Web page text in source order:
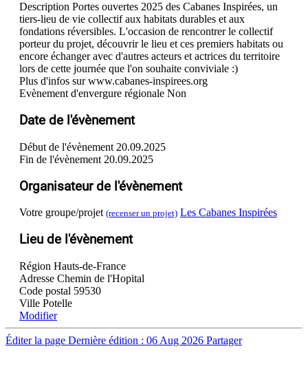
Description Portes ouvertes 2025 des Cabanes Inspirées, un
tiers-lieu de vie collectif aux habitats durables et aux
fondations réversibles. L'occasion de rencontrer le collectif
porteur du projet, découvrir le lieu et ces premiers habitats ou
encore échanger avec d'autres acteurs et actrices du territoire
lors de cette journée que l'on souhaite conviviale :)
Plus d'infos sur www.cabanes-inspirees.org
Evènement d'envergure régionale Non
Date de l'évènement
Début de l'évènement 20.09.2025
Fin de l'évènement 20.09.2025
Organisateur de l'évènement
Votre groupe/projet (recenser un projet) Les Cabanes Inspirées
Lieu de l'évènement
Région Hauts-de-France
Adresse Chemin de l'Hopital
Code postal 59530
Ville Potelle
Modifier
Éditer la page Dernière édition : 06 Aug 2026 Partager